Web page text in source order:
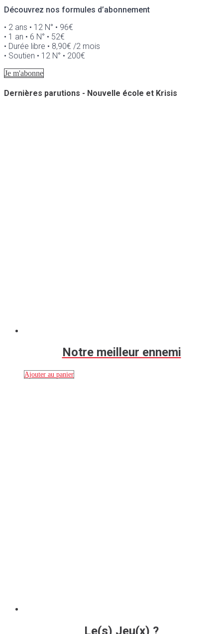
Découvrez nos formules d’abonnement
• 2 ans • 12 N° • 96€
• 1 an • 6 N° • 52€
• Durée libre • 8,90€ /2 mois
• Soutien • 12 N° • 200€
Je m'abonne
Dernières parutions - Nouvelle école et Krisis
Notre meilleur ennemi
Ajouter au panier
Le(s) Jeu(x) ?